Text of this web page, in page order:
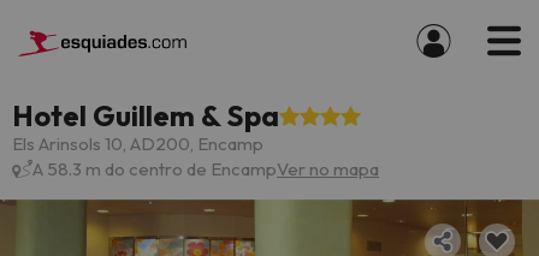
Hotel Guillem & Spa
Els Arinsols 10, AD200, Encamp
A 58.3 m do centro de EncampVer no mapa